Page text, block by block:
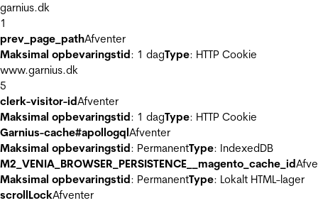
garnius.dk
1
prev_page_pathAfventer
Maksimal opbevaringstid: 1 dagType: HTTP Cookie
www.garnius.dk
5
clerk-visitor-idAfventer
Maksimal opbevaringstid: 1 dagType: HTTP Cookie
Garnius-cache#apollogqlAfventer
Maksimal opbevaringstid: PermanentType: IndexedDB
M2_VENIA_BROWSER_PERSISTENCE__magento_cache_id
Maksimal opbevaringstid: PermanentType: Lokalt HTML-lager
scrollLockAfventer